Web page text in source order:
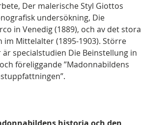
Der malerische Styl Giottos
undersökning, Die
in Venedig (1889), och av det stora
Mittelalter (1895-1903). Större
specialstudien Die Beinstellung in
föreliggande ”Madonnabildens